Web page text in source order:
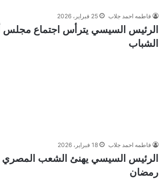
فاطمه احمد جلاب 25 فبراير، 2026
الرئيس السيسي يترأس اجتماع مجلس
الشباب
فاطمه احمد جلاب 18 فبراير، 2026
الرئيس السيسي يهنئ الشعب المصري
رمضان